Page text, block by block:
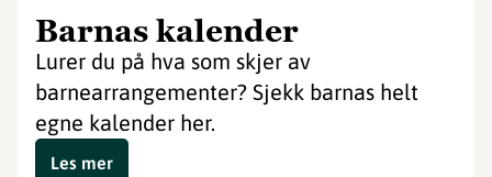
Barnas kalender
Lurer du på hva som skjer av
barnearrangementer? Sjekk barnas helt
egne kalender her.
Les mer